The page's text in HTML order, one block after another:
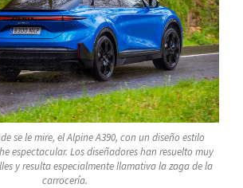
se le mire, el Alpine A390, con un diseño estilo
espectacular. Los diseñadores han resuelto muy
y resulta especialmente llamativa la zaga de la
carrocería.